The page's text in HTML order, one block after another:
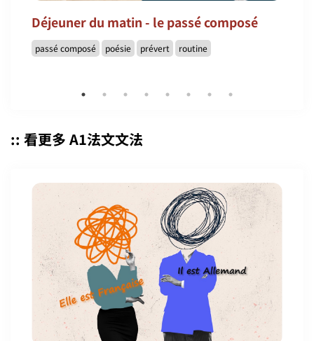
Déjeuner du matin - le passé composé
passé composé poésie prévert routine
:: 看更多 A1法文文法